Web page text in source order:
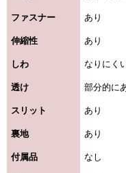
ファスナー あり
伸縮性 あり
しわ なりにく
透け 部分的に
スリット あり
裏地 あり
付属品 なし